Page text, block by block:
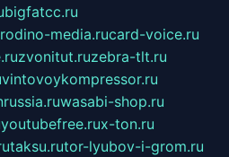
bigfatcc.ru
media.rucard-voice.ru
zvonitut.ruzebra-tlt.ru
vintovoykompressor.ru
wasabi-shop.ru
youtubefree.rux-ton.ru
taksu.rutor-lyubov-i-grom.ru